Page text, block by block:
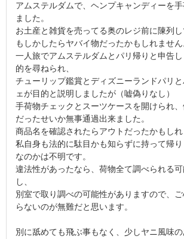
アムステルダムで、ヘンプキャンディーを
ました。
お土産と雑貨を売ってる奥のレジ前に陳列し
もしかしたらヤバイ物だったかもしれません
一人旅でアムステルダムとパリ帰りと申告
的を尋ねられ、
チューリップ鑑賞とディズニーランドパリ
ェが目的と説明しましたが（嘘偽りなし）
手荷物チェックとスーツケースを開けられ
だったせいか無事通過出来ました。
商品名を確認されたらアウトだったかもしれ
私自身も法的に駄目かも知らずに持って帰
なのかは不明です。
違法性があったなら、荷物全て調べられる
し、
別室で取り調べの可能性がありますので、
らないのが無難だと思います。
別に舐めても飛ぶ事もなく、少しヤニ風味